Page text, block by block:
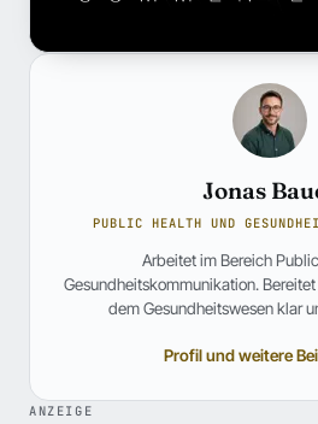
Jonas
PUBLIC HEALTH UND
Arbeitet im Bereich
Gesundheitskommunikation.
dem Gesundheitswesen klar
Profil und weitere
ANZEIGE